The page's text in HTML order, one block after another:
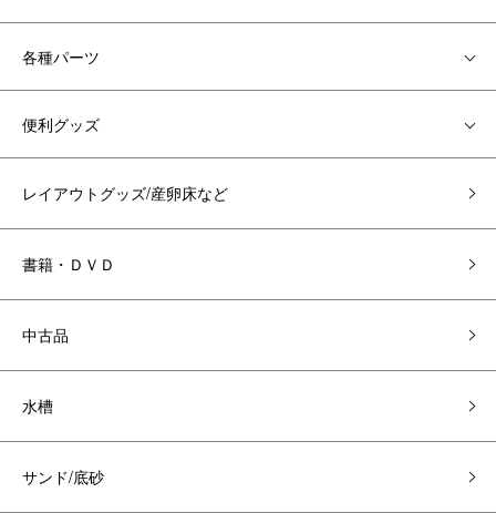
各種パーツ
便利グッズ
レイアウトグッズ/産卵床など
書籍・ＤＶＤ
中古品
水槽
サンド/底砂